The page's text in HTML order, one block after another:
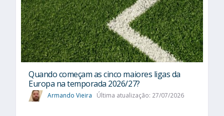
Quando começam as cinco maiores ligas da
Europa na temporada 2026/27?
Armando Vieira Última atualização: 27/07/2026